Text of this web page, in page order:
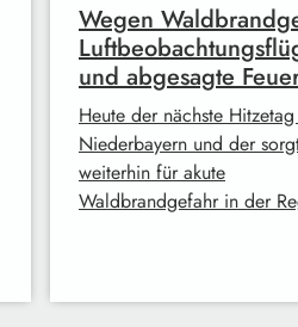
Wegen
und abgesagte
Heute der nächste
Niederbayern und der
weiterhin für akute
Waldbrandgefahr in der